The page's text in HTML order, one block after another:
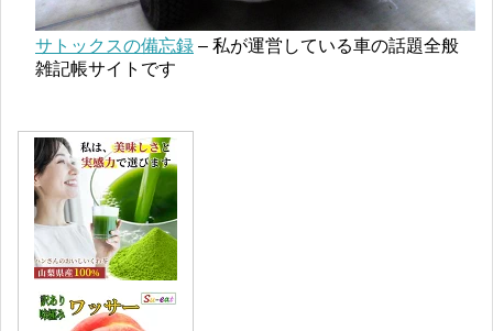
サトックスの備忘録 – 私が運営している車の話題全般
雑記帳サイトです